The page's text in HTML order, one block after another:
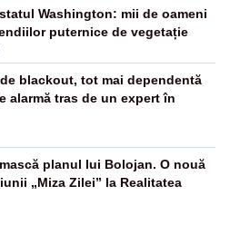
Washington: mii de oameni
puternice de vegetație
blackout, tot mai dependentă
alarmă tras de un expert în
planul lui Bolojan. O nouă
„Miza Zilei” la Realitatea